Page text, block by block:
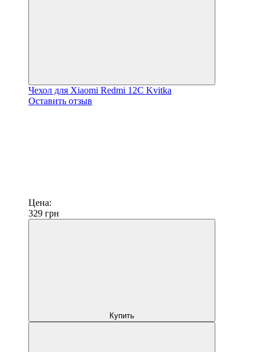
Чехол для Xiaomi Redmi 12C Kvitka
Оставить отзыв
Цена:
329 грн
Купить